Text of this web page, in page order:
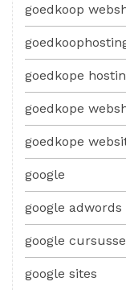
goedkoop
goedkope
goedkope
goedkope
google
google adwords
google
google sites